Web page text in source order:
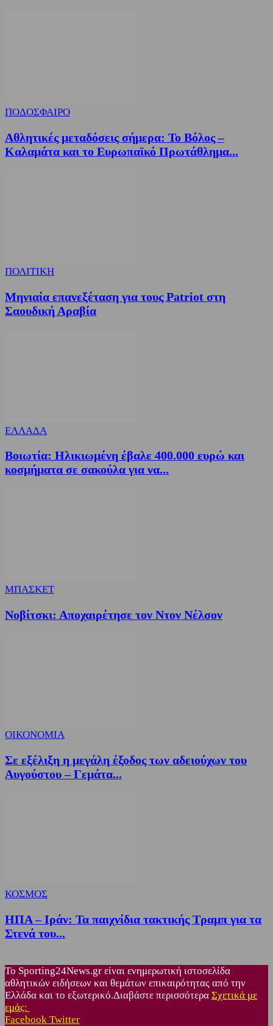
ΠΟΔΟΣΦΑΙΡΟ
Αθλητικές μεταδόσεις σήμερα: Το Βόλος –
Καλαμάτα και το Ευρωπαϊκό Πρωτάθλημα...
ΠΟΛΙΤΙΚΗ
Μηνιαία επανεξέταση για τους Patriot στη
Σαουδική Αραβία
ΕΛΛΑΔΑ
Βοιωτία: Ηλικιωμένη έβαλε 400.000 ευρώ και
κοσμήματα σε σακούλα για να...
ΜΠΑΣΚΕΤ
Νοβίτσκι: Αποχαιρέτησε τον Ντον Νέλσον
ΟΙΚΟΝΟΜΙΑ
Σε εξέλιξη η μεγάλη έξοδος των αδειούχων του
Αυγούστου – Γεμάτα...
ΚΟΣΜΟΣ
ΗΠΑ – Ιράν: Τα παιχνίδια τακτικής Τραμπ για τα
Στενά του...
Το Sporting24News.gr είναι ενημερωτική ιστοσελίδα
αθλητικών ειδήσεων και θεμάτων επικαιρότητας από την
Ελλάδα και το εξωτερικό.Διαβάστε περισσότερα Σχετικά με
εμάς:
Facebook Twitter